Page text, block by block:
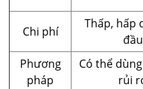
Chi phí
Thấp, hấp
đầu
Phương
pháp
Có thể
rủi